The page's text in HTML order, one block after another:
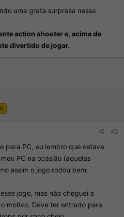
uma grata surpresa nessa
action shooter e, acima de
divertido de jogar.
#2
para PC, eu lembro que estava
PC na ocasião (aquelas
assim o jogo rodou bem.
jogo, mas não cheguei a
motivo. Deve ter entrado para